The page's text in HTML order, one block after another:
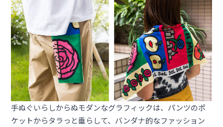
手ぬぐいらしからぬモダンなグラフィックは、パンツのポ
ケットからタラっと垂らして、バンダナ的なファッション